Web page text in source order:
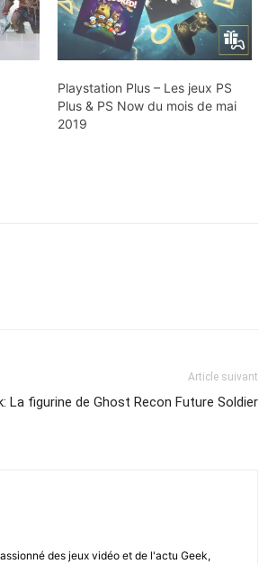
Playstation Plus – Les jeux PS
Plus & PS Now du mois de mai
2019
Article suivant
La figurine de Ghost Recon Future Soldier
des jeux vidéo et de l'actu Geek,